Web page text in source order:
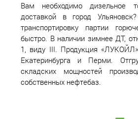
Вам необходимо дизельное
доставкой в город
транспортировку партии
быстро. В наличии зимнее ДТ,
1, виду III. Продукция
Екатеринбурга и Перми.
складских мощностей
собственных нефтебаз.